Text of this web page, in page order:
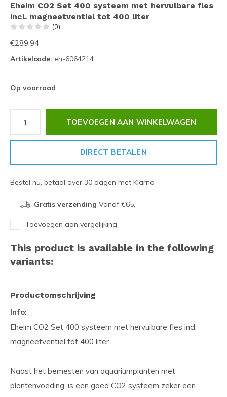
Eheim CO2 Set 400 systeem met hervulbare fles
incl. magneetventiel tot 400 liter
(0)
€289,94
Artikelcode: eh-6064214
Op voorraad
TOEVOEGEN AAN WINKELWAGEN
DIRECT BETALEN
Bestel nu, betaal over 30 dagen met Klarna
Gratis verzending Vanaf €65,-
Toevoegen aan vergelijking
This product is available in the following
variants:
Productomschrijving
Info:
Eheim CO2 Set 400 systeem met hervulbare fles incl.
magneetventiel tot 400 liter.
Naast het bemesten van aquariumplanten met
plantenvoeding, is een goed CO2 systeem zeker een